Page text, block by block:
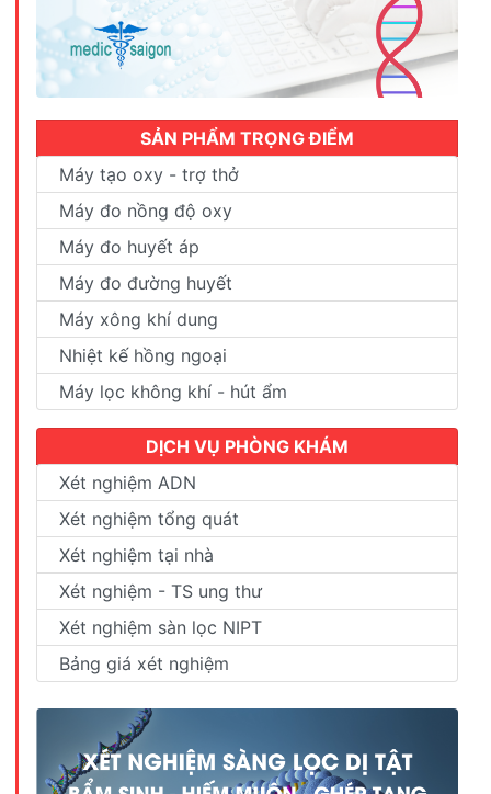
SẢN PHẨM TRỌNG ĐIỂM
Máy tạo oxy - trợ thở
Máy đo nồng độ oxy
Máy đo huyết áp
Máy đo đường huyết
Máy xông khí dung
Nhiệt kế hồng ngoại
Máy lọc không khí - hút ẩm
DỊCH VỤ PHÒNG KHÁM
Xét nghiệm ADN
Xét nghiệm tổng quát
Xét nghiệm tại nhà
Xét nghiệm - TS ung thư
Xét nghiệm sàn lọc NIPT
Bảng giá xét nghiệm